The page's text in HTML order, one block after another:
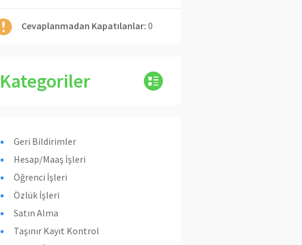
Cevaplanmadan Kapatılanlar: 0
Kategoriler
Geri Bildirimler
Hesap/Maaş İşleri
Öğrenci İşleri
Özlük İşleri
Satın Alma
Taşınır Kayıt Kontrol